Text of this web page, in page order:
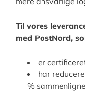
Til vores
med PostNord,
er
har
%